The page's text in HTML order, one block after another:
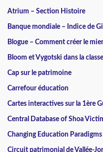
Atrium – Section Histoire
Banque mondiale – Indice de
Blogue – Comment créer le
Bloom et Vygotski dans la classe
Cap sur le patrimoine
Carrefour éducation
Cartes interactives sur la 1ère
Central Database of Shoa
Changing Education
Circuit patrimonial de Vallée-